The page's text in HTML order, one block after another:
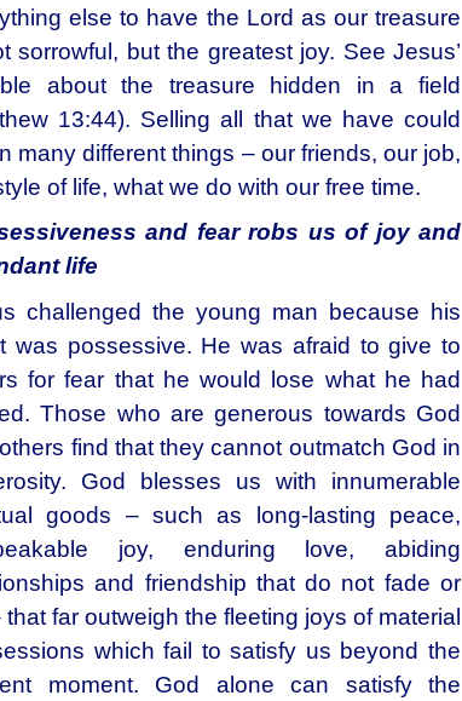
else to have the Lord as our treasure
sorrowful, but the greatest joy. See Jesus’
about the treasure hidden in a field
13:44). Selling all that we have could
many different things – our friends, our job,
of life, what we do with our free time.
and fear robs us of joy and
life
challenged the young man because his
was possessive. He was afraid to give to
for fear that he would lose what he had
Those who are generous towards God
find that they cannot outmatch God in
God blesses us with innumerable
goods – such as long-lasting peace,
joy, enduring love, abiding
and friendship that do not fade or
that far outweigh the fleeting joys of material
which fail to satisfy us beyond the
moment. God alone can satisfy the